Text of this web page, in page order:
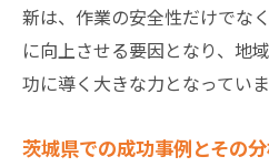
新は、作業の安全性だけでな
に向上させる要因となり、地
功に導く大きな力となっていま
茨城県での成功事例とその